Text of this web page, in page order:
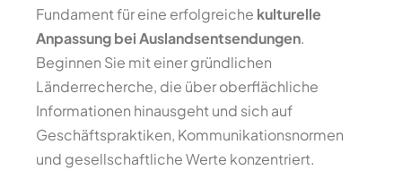
Fundament für eine erfolgreiche kulturelle
Anpassung bei Auslandsentsendungen.
Beginnen Sie mit einer gründlichen
Länderrecherche, die über oberflächliche
Informationen hinausgeht und sich auf
Geschäftspraktiken, Kommunikationsnormen
und gesellschaftliche Werte konzentriert.